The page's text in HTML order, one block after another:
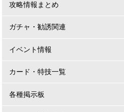
攻略情報まとめ
ガチャ・勧誘関連
イベント情報
カード・特技一覧
各種掲示板